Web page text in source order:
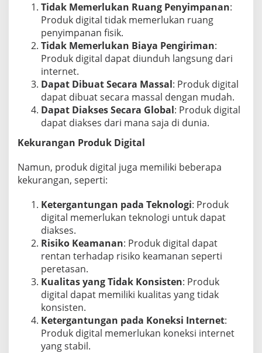
Tidak Memerlukan Ruang Penyimpanan:
Produk digital tidak memerlukan ruang
penyimpanan fisik.
Tidak Memerlukan Biaya Pengiriman:
Produk digital dapat diunduh langsung dari
internet.
Dapat Dibuat Secara Massal: Produk digital
dapat dibuat secara massal dengan mudah.
Dapat Diakses Secara Global: Produk digital
dapat diakses dari mana saja di dunia.
Kekurangan Produk Digital
Namun, produk digital juga memiliki beberapa
kekurangan, seperti:
Ketergantungan pada Teknologi: Produk
digital memerlukan teknologi untuk dapat
diakses.
Risiko Keamanan: Produk digital dapat
rentan terhadap risiko keamanan seperti
peretasan.
Kualitas yang Tidak Konsisten: Produk
digital dapat memiliki kualitas yang tidak
konsisten.
Ketergantungan pada Koneksi Internet:
Produk digital memerlukan koneksi internet
yang stabil.